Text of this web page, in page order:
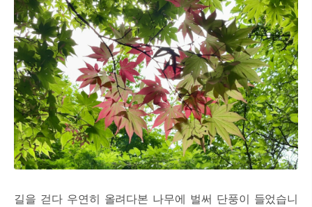
길을 걷다 우연히 올려다본 나무에 벌써 단풍이 들었습니